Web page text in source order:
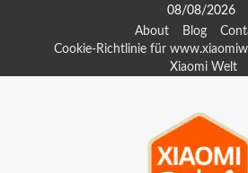
08/08/2026
About
Blog
Cookie-Richtlinie für
Xiaomi Welt